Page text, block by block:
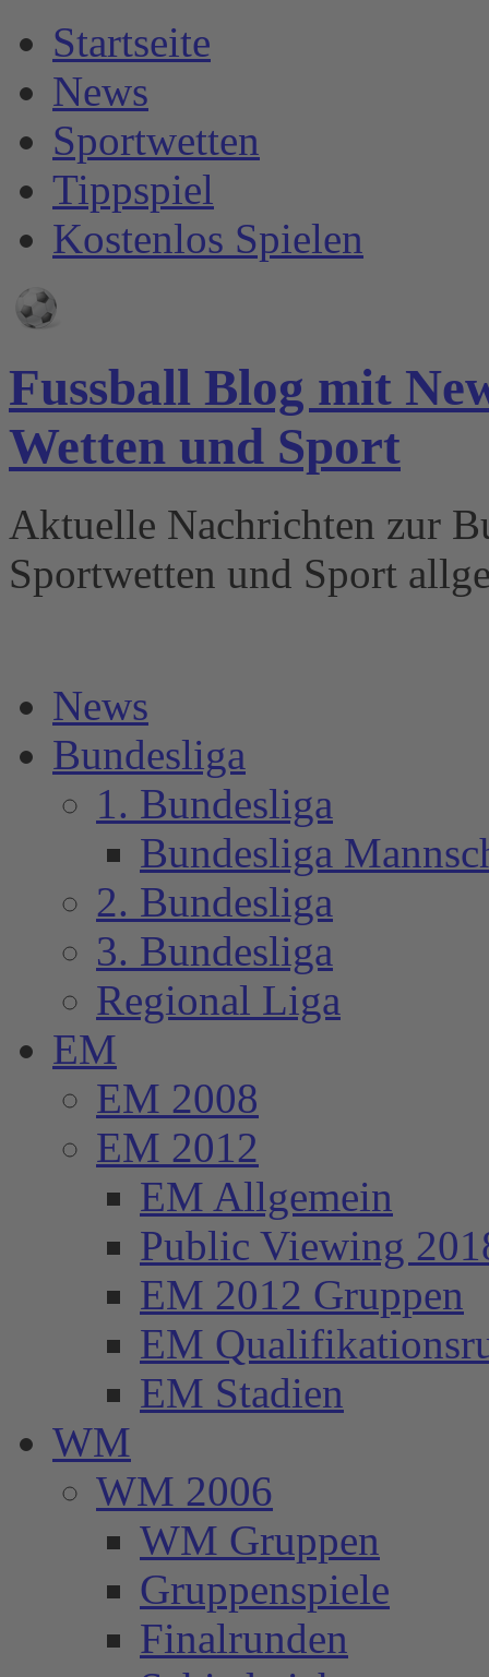
Startseite
News
Sportwetten
Tippspiel
Kostenlos Spielen
Fussball Blog mit
Wetten und Sport
Aktuelle Nachrichten zur
Sportwetten und Sport
News
Bundesliga
1. Bundesliga
Bundesliga
2. Bundesliga
3. Bundesliga
Regional Liga
EM
EM 2008
EM 2012
EM Allgemein
Public Viewing
EM 2012 Gruppen
EM
EM Stadien
WM
WM 2006
WM Gruppen
Gruppenspiele
Finalrunden